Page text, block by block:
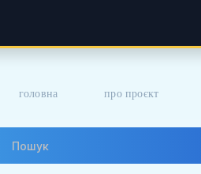
головна про проєкт